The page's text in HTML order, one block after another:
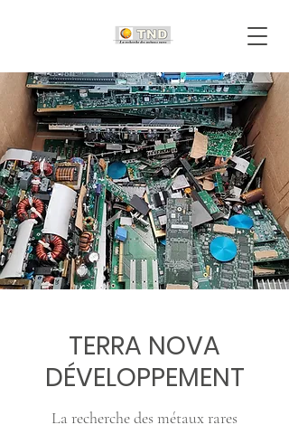
TERRA NOVA
DÉVELOPPEMENT
La recherche des métaux rares